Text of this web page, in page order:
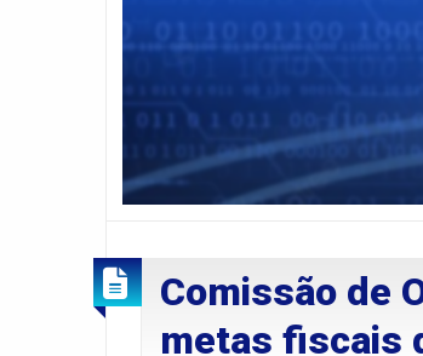
Comissão de
metas fiscais